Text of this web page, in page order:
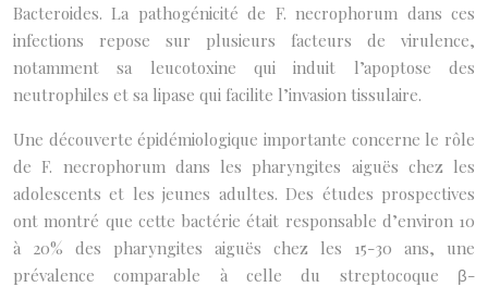
Bacteroides. La pathogénicité de F. necrophorum dans ces
infections repose sur plusieurs facteurs de virulence,
notamment sa leucotoxine qui induit l’apoptose des
neutrophiles et sa lipase qui facilite l’invasion tissulaire.
Une découverte épidémiologique importante concerne le rôle
de F. necrophorum dans les pharyngites aiguës chez les
adolescents et les jeunes adultes. Des études prospectives
ont montré que cette bactérie était responsable d’environ 10
à 20% des pharyngites aiguës chez les 15-30 ans, une
prévalence comparable à celle du streptocoque β-